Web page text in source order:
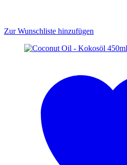
Zur Wunschliste hinzufügen